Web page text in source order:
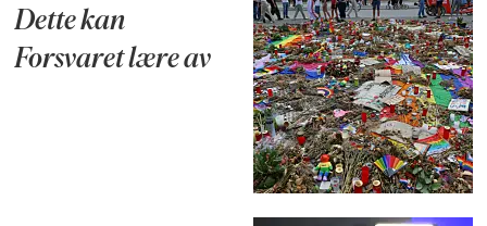
Dette kan
Forsvaret lære av